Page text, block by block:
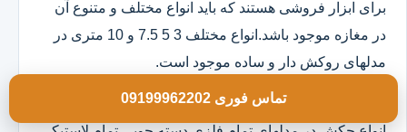
برای ابزار فروشی هستند که باید انواع مختلف و متنوع آن
در مغازه موجود باشد.انواع مختلف 3 5 7.5 و 10 متری در
مدلهای روکش دار و ساده موجود است.
تماس فوری 09199962202